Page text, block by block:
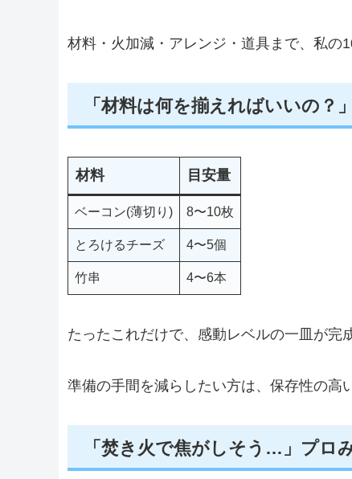
材料・火加減・アレンジ・道具まで、私の
「材料は何を揃えればいいの？
材料 目安量
ベーコン(薄切り) 8〜10枚
とろけるチーズ 4〜5個
竹串 4〜6本
たったこれだけで、感動レベルの一皿が完
準備の手間を減らしたい方は、保存性の高
「焚き火で焦がしそう…」プロ